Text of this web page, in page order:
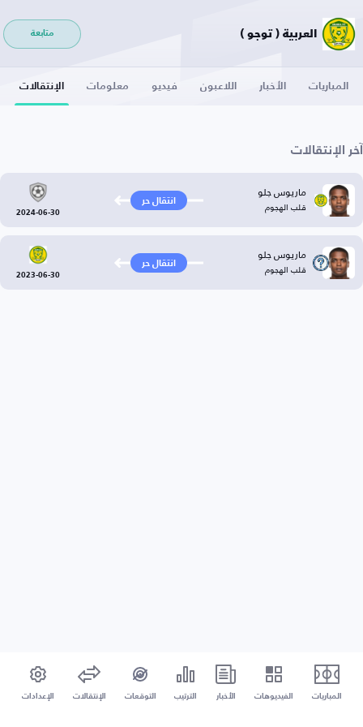
العربية ( توجو ) متابعة
المباريات الأخبار اللاعبون فيديو معلومات الإنتقالات
آخر الإنتقالات
ماريوس جلو
قلب الهجوم انتقال حر
2024-06-30
ماريوس جلو
قلب الهجوم انتقال حر
2023-06-30
المباريات الفيديوهات الأخبار الترتيب التوقعات الإنتقالات الإعدادات